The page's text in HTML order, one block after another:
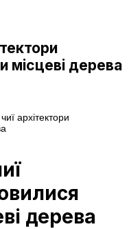
місцеві дерева
архітектори
дерева